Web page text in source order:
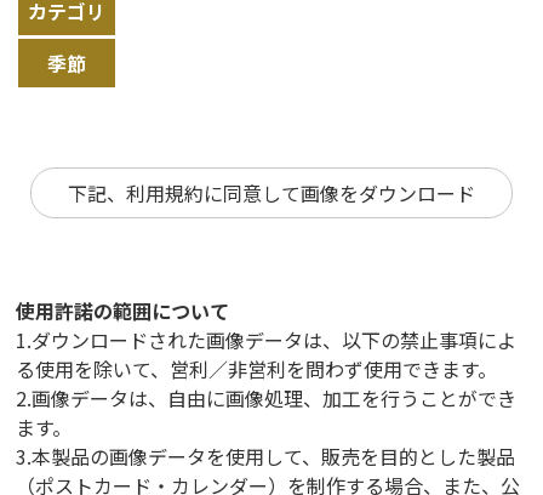
カテゴリ
季節
下記、利用規約に同意して画像をダウンロード
使用許諾の範囲について
1.ダウンロードされた画像データは、以下の禁止事項によ
る使用を除いて、営利／非営利を問わず使用できます。
2.画像データは、自由に画像処理、加工を行うことができ
ます。
3.本製品の画像データを使用して、販売を目的とした製品
（ポストカード・カレンダー）を制作する場合、また、公